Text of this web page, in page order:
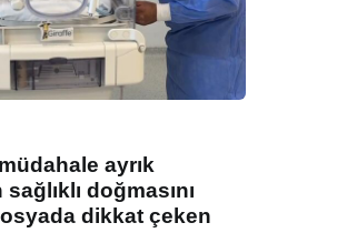
ayrık
doğmasını
dikkat çeken